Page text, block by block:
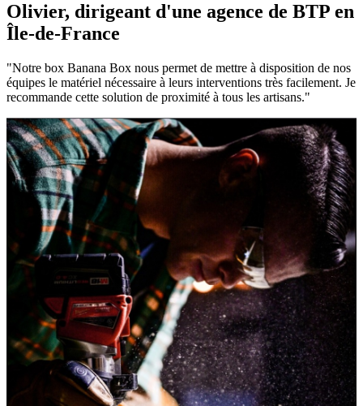
Olivier, dirigeant d'une agence de BTP en
Île-de-France
"Notre box Banana Box nous permet de mettre à disposition de nos
équipes le matériel nécessaire à leurs interventions très facilement. Je
recommande cette solution de proximité à tous les artisans."